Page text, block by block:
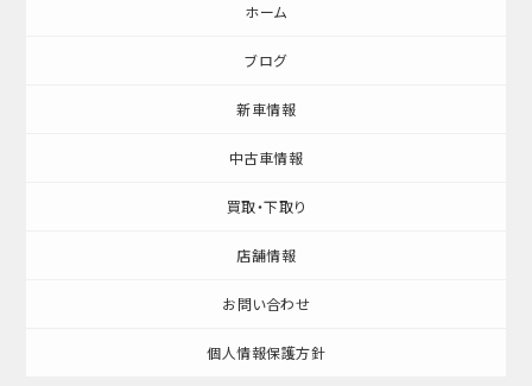
ホーム
ブログ
新車情報
中古車情報
買取・下取り
店舗情報
お問い合わせ
個人情報保護方針